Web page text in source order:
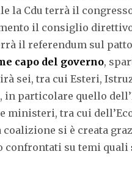
la Cdu terrà il
il consiglio
il referendum sul
capo del governo,
sei, tra cui Esteri,
particolare quello
ministeri, tra cui
si è creata
confrontati su temi quali